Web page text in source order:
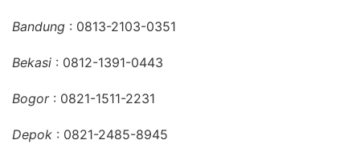
Bandung : 0813-2103-0351
Bekasi : 0812-1391-0443
Bogor : 0821-1511-2231
Depok : 0821-2485-8945